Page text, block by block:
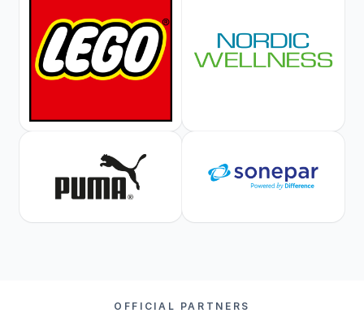
OFFICIAL PARTNERS